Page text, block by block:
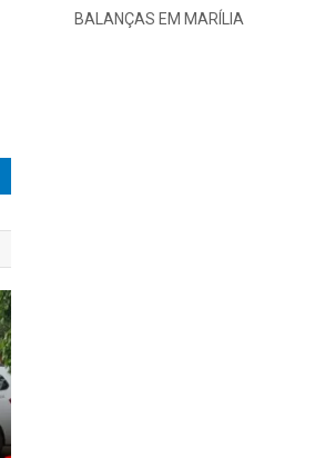
BALANÇAS EM MARÍLIA